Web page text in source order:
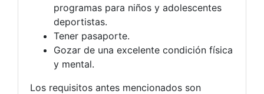
programas para niños y adolescentes
deportistas.
Tener pasaporte.
Gozar de una excelente condición física
y mental.
Los requisitos antes mencionados son